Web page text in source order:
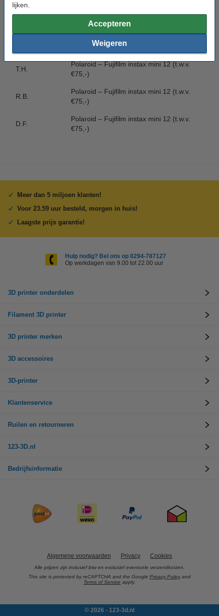
lijken.
Accepteren
Weigeren
Sporthorloge – Huawei Watch Fit 3 (t.w.v.
€84,-)
Polaroid – Fujifilm instax mini 12 (t.w.v.
T.H.
Polaroid – Fujifilm instax mini 12 (t.w.v.
€75,-)
R.B.
Polaroid – Fujifilm instax mini 12 (t.w.v.
€75,-)
D.F.
Polaroid – Fujifilm instax mini 12 (t.w.v.
€75,-)
Meer dan 5 miljoen klanten!
Voor 23.59 uur besteld, morgen in huis!
Laagste prijs garantie!
Hulp nodig? Bel ons op 0294-787127
Op werkdagen van 9.00 tot 22.00 uur
3D printer onderdelen
Filament 3D printer
3D printer merken
3D accessoires
3D-printer
Klantenservice
Ruilen en retourneren
123-3D.nl
Bedrijfsinformatie
Algemene voorwaarden Privacy Cookies
Alle prijzen zijn inclusief btw en exclusief eventuele verzendkosten.
This site is protected by reCAPTCHA and the Google Privacy Policy and
Terms of Service apply.
© 2026 - 123-3d.nl